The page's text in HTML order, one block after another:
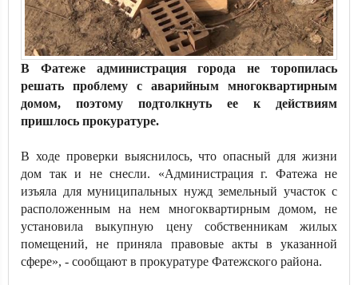
В Фатеже администрация города не торопилась
решать проблему с аварийным многоквартирным
домом, поэтому подтолкнуть ее к действиям
пришлось прокуратуре.
В ходе проверки выяснилось, что опасный для жизни
дом так и не снесли. «Администрация г. Фатежа не
изъяла для муниципальных нужд земельный участок с
расположенным на нем многоквартирным домом, не
установила выкупную цену собственникам жилых
помещений, не приняла правовые акты в указанной
сфере», - сообщают в прокуратуре Фатежского района.